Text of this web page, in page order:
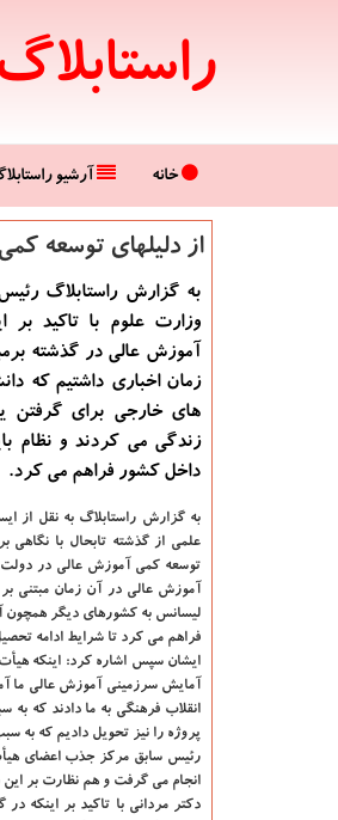
خانه آرشیو
از دلیلهای توسعه
به گزارش راستابلاگ
وزارت علوم با تاكید بر
آموزش عالی در گذشته
زمان اخباری داشتیم كه
های خارجی برای
زندگی می كردند و نظام
داخل كشور فراهم می كرد.
به گزارش راستابلاگ به نقل از
علمی از گذشته تابحال با
توسعه كمی آموزش عالی در دولت
آموزش عالی در آن زمان مبتنی
لیسانس به كشورهای دیگر همچون
فراهم می كرد تا شرایط ادامه
ایشان سپس اشاره كرد: اینكه
آمایش سرزمینی آموزش عالی ما
انقلاب فرهنگی به ما دادند كه
پروژه را نیز تحویل دادیم كه به
رئیس سابق مركز جذب اعضای
انجام می گرفت و هم نظارت بر این
دكتر مردانی با تاكید بر اینكه